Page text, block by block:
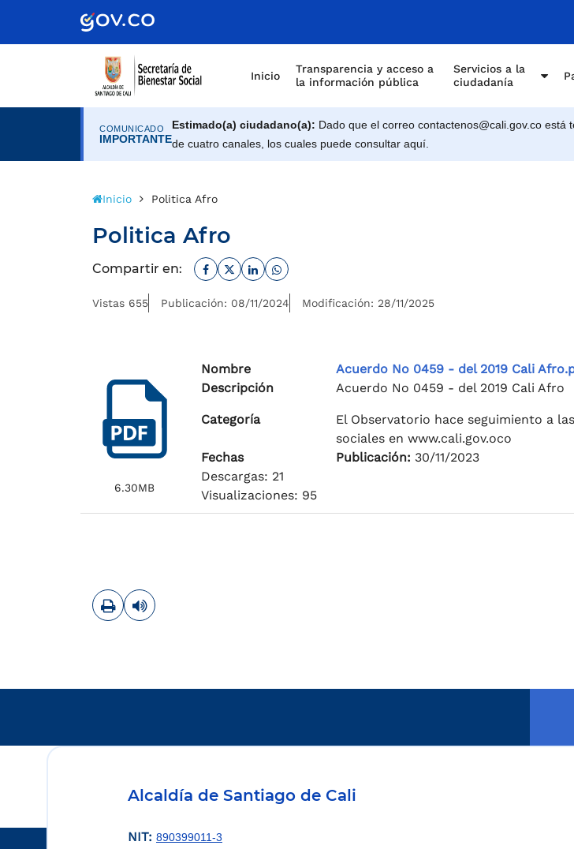
de Gobierno
Inicio
Transparencia y acceso a
la información pública
Servicios a la
ciudadanía
COMUNICADO
IMPORTANTE
Estimado(a) ciudadano(a): Dado que el correo contactenos@cali.gov.co
de cuatro canales, los cuales puede consultar aquí.
Inicio Politica Afro
Politica Afro
Compartir en: Facebook
TwitterLinkedinWhatsapp
Vistas 655 Publicación: 08/11/2024 Modificación: 28/11/2025
6.30MB
Nombre
Acuerdo No 0459 - del 2019 Cali
Descripción
Acuerdo No 0459 - del 2019 Cali Afro
Categoría
El Observatorio hace seguimiento a
sociales en www.cali.gov.oco
Fechas
Publicación: 30/11/2023
Descargas: 21
Visualizaciones: 95
ImprimirLeer contenido
Alcaldía de Santiago de Cali
NIT: 890399011-3